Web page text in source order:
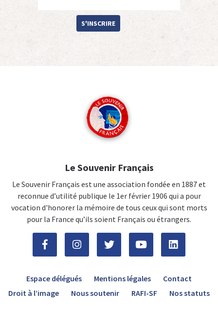
S'INSCRIRE
Le Souvenir Français
Le Souvenir Français est une association fondée en 1887 et
reconnue d’utilité publique le 1er février 1906 qui a pour
vocation d'honorer la mémoire de tous ceux qui sont morts
pour la France qu’ils soient Français ou étrangers.
Espace délégués Mentions légales
Contact
Droit à l’image
Nous soutenir RAFI-SF Nos statuts